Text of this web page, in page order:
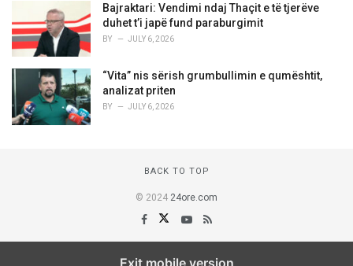
Bajraktari: Vendimi ndaj Thaçit e të tjerëve
duhet t’i japë fund paraburgimit
BY JULY 6, 2026
“Vita” nis sërish grumbullimin e qumështit,
analizat priten
BY JULY 6, 2026
BACK TO TOP
© 2024 24ore.com